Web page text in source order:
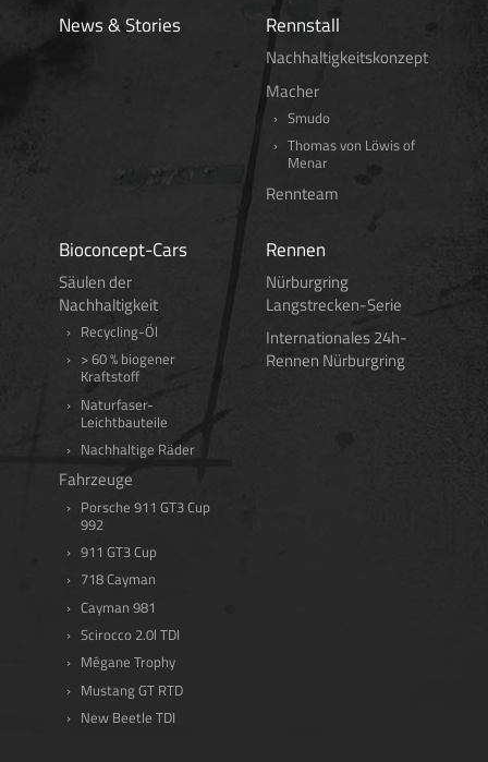
News & Stories Rennstall
Nachhaltigkeitskonzept
Macher
Smudo
Thomas von Löwis of
Menar
Rennteam
Bioconcept-Cars
Säulen der
Nachhaltigkeit
Recycling-Öl
> 60 % biogener
Kraftstoff
Naturfaser-
Leichtbauteile
Nachhaltige Räder
Fahrzeuge
Porsche 911 GT3 Cup
992
911 GT3 Cup
718 Cayman
Cayman 981
Scirocco 2.0l TDI
Mégane Trophy
Mustang GT RTD
New Beetle TDI
Rennen
Nürburgring
Langstrecken-Serie
Internationales 24h-
Rennen Nürburgring